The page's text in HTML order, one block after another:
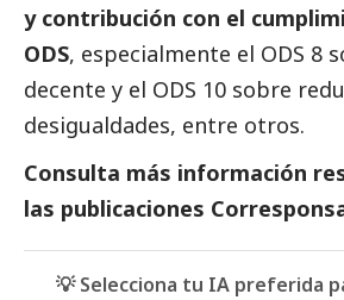
y contribución con el
ODS, especialmente el ODS 8
decente y el ODS 10 sobre
desigualdades, entre otros.
Consulta más información
las publicaciones
💡 Selecciona tu IA preferida